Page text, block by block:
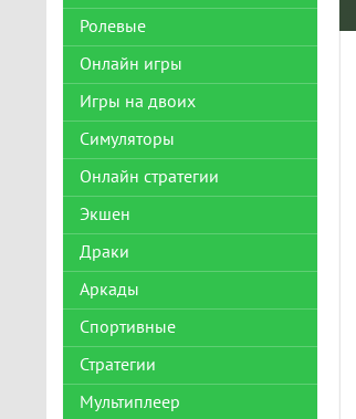
Ролевые
Онлайн игры
Игры на двоих
Симуляторы
Онлайн стратегии
Экшен
Драки
Аркады
Спортивные
Стратегии
Мультиплеер